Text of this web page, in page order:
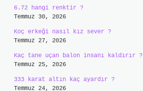
6.72 hangi renktir ?
Temmuz 30, 2026
Koç erkeği nasıl kız sever ?
Temmuz 27, 2026
Kaç tane uçan balon insanı kaldırır ?
Temmuz 25, 2026
333 karat altın kaç ayardır ?
Temmuz 24, 2026